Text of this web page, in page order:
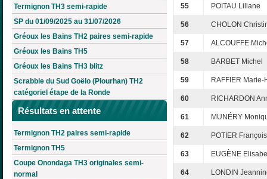
Termignon TH3 semi-rapide
SP du 01/09/2025 au 31/07/2026
Gréoux les Bains TH2 paires semi-rapide
Gréoux les Bains TH5
Gréoux les Bains TH3 blitz
Scrabble du Sud Goëlo (Plourhan) TH2
catégoriel étape de la Ronde
Résultats en attente
Termignon TH2 paires semi-rapide
Termignon TH5
Coupe Onondaga TH3 originales semi-
normal
55 POITAU Liliane
56 CHOLON
57 ALCOUFFE
58 BARBET Michel
59 RAFFIER Marie-
60 RICHARDON
61 MUNÉRY
62 POTIER
63 EUGÈNE
64 LONDIN